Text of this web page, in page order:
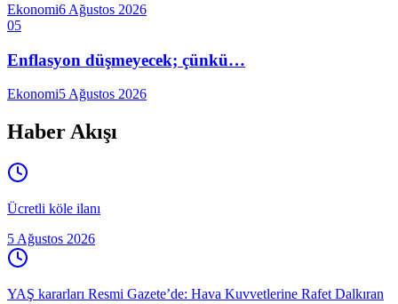
Ekonomi6 Ağustos 2026
05
Enflasyon düşmeyecek; çünkü…
Ekonomi5 Ağustos 2026
Haber Akışı
Ücretli köle ilanı
5 Ağustos 2026
YAŞ kararları Resmi Gazete’de: Hava Kuvvetlerine Rafet Dalkıran